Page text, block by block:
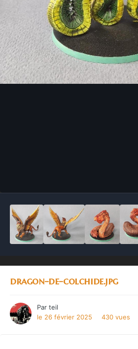
dragon-de-colchide.jpg
Par teil
le 26 février 2025
430 vues